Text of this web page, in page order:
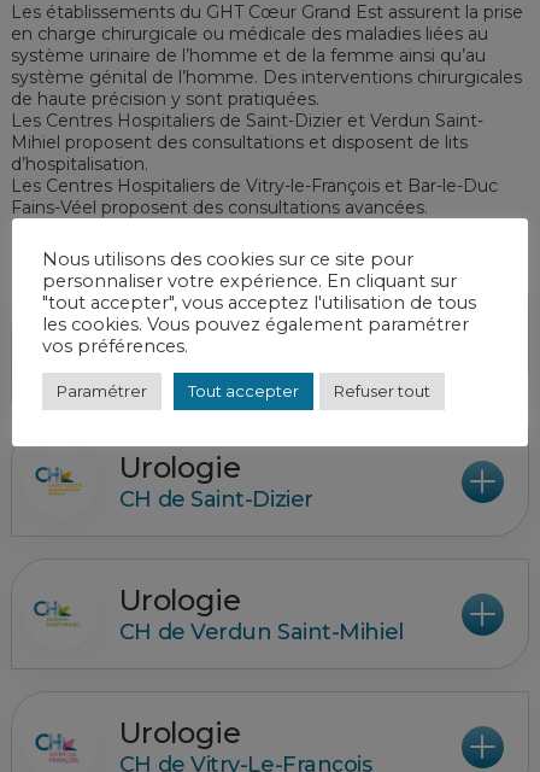
Les établissements du GHT Cœur Grand Est assurent la prise
en charge chirurgicale ou médicale des maladies liées au
système urinaire de l’homme et de la femme ainsi qu’au
système génital de l’homme. Des interventions chirurgicales
de haute précision y sont pratiquées.
Les Centres Hospitaliers de Saint-Dizier et Verdun Saint-
Mihiel proposent des consultations et disposent de lits
d’hospitalisation.
Les Centres Hospitaliers de Vitry-le-François et Bar-le-Duc
Fains-Véel proposent des consultations avancées.
Urologie
CH de Bar-le-Duc Fains-Véel
Urologie
CH de Saint-Dizier
Urologie
CH de Verdun Saint-Mihiel
Urologie
CH de Vitry-Le-François
Nous utilisons des cookies sur ce site pour
personnaliser votre expérience. En cliquant sur
"tout accepter", vous acceptez l'utilisation de tous
les cookies. Vous pouvez également paramétrer
vos préférences.
Paramétrer Tout accepter Refuser tout